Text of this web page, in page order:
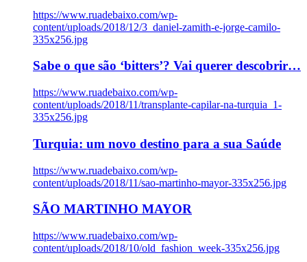
https://www.ruadebaixo.com/wp-
content/uploads/2018/12/3_daniel-zamith-e-jorge-camilo-
335x256.jpg
Sabe o que são ‘bitters’? Vai querer descobrir…
https://www.ruadebaixo.com/wp-
content/uploads/2018/11/transplante-capilar-na-turquia_1-
335x256.jpg
Turquia: um novo destino para a sua Saúde
https://www.ruadebaixo.com/wp-
content/uploads/2018/11/sao-martinho-mayor-335x256.jpg
SÃO MARTINHO MAYOR
https://www.ruadebaixo.com/wp-
content/uploads/2018/10/old_fashion_week-335x256.jpg